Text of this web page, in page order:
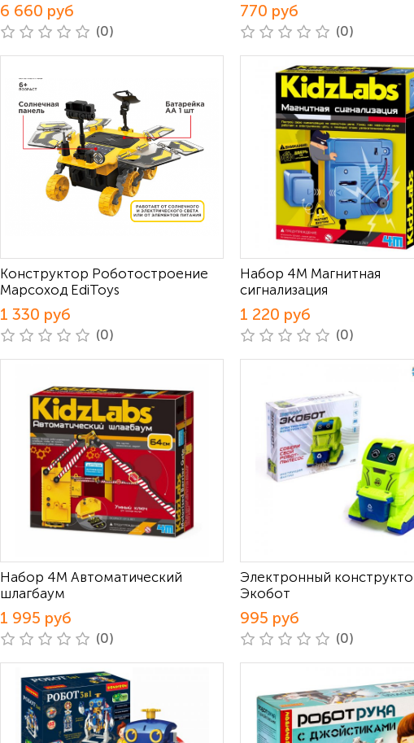
6 660 руб
(0)
770 руб
(0)
Конструктор Роботостроение
Марсоход EdiToys
1 330 руб
(0)
Набор 4М Магнитная
сигнализация
1 220 руб
(0)
Набор 4М Автоматический
шлагбаум
1 995 руб
(0)
Электронный
Экобот
995 руб
(0)